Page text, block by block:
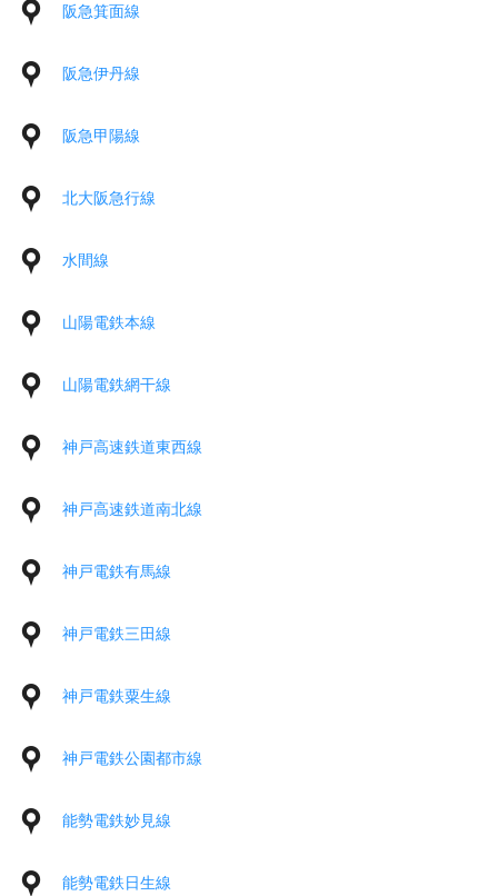
阪急箕面線
阪急伊丹線
阪急甲陽線
北大阪急行線
水間線
山陽電鉄本線
山陽電鉄網干線
神戸高速鉄道東西線
神戸高速鉄道南北線
神戸電鉄有馬線
神戸電鉄三田線
神戸電鉄粟生線
神戸電鉄公園都市線
能勢電鉄妙見線
能勢電鉄日生線